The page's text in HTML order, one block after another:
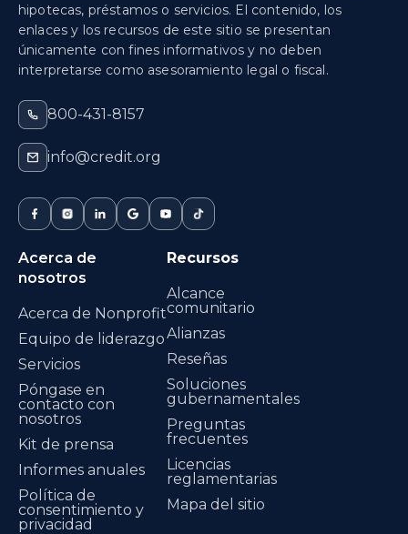
hipotecas, préstamos o servicios. El contenido, los
enlaces y los recursos de este sitio se presentan
únicamente con fines informativos y no deben
interpretarse como asesoramiento legal o fiscal.
800-431-8157
info@credit.org
Acerca de
nosotros
Acerca de Nonprofit
Equipo de liderazgo
Servicios
Póngase en
contacto con
nosotros
Kit de prensa
Informes anuales
Política de
consentimiento y
privacidad
Recursos
Alcance
comunitario
Alianzas
Reseñas
Soluciones
gubernamentales
Preguntas
frecuentes
Licencias
reglamentarias
Mapa del sitio